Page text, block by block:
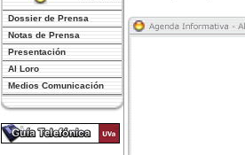
Dossier de Prensa
Notas de Prensa
Presentación
Al Loro
Medios Comunicación